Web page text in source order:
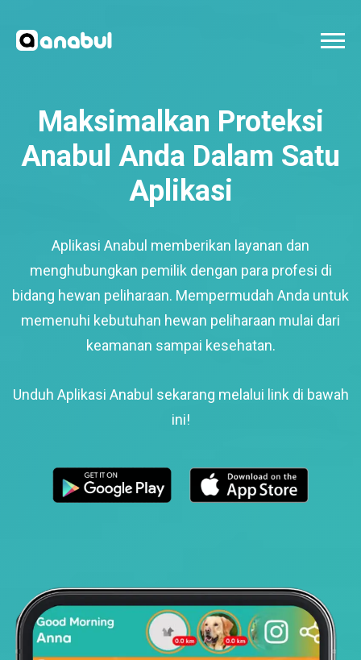
Maksimalkan Proteksi
Anabul Anda Dalam Satu
Aplikasi
Aplikasi Anabul memberikan layanan dan
menghubungkan pemilik dengan para profesi di
bidang hewan peliharaan. Mempermudah Anda untuk
memenuhi kebutuhan hewan peliharaan mulai dari
keamanan sampai kesehatan.
Unduh Aplikasi Anabul sekarang melalui link di bawah
ini!